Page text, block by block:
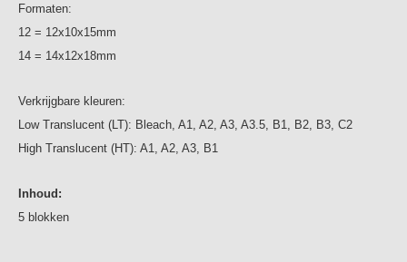
Formaten:
12 = 12x10x15mm
14 = 14x12x18mm
Verkrijgbare kleuren:
Low Translucent (LT): Bleach, A1, A2, A3, A3.5, B1, B2, B3, C2
High Translucent (HT): A1, A2, A3, B1
Inhoud:
5 blokken